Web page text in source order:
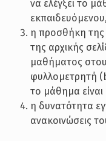
να ελέγξει το
εκπαιδευόμενου,
η προσθήκη της
της αρχικής
μαθήματος
φυλλομετρητή
το μάθημα είναι
η δυνατότητα
ανακοινώσεις